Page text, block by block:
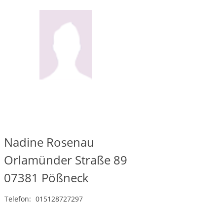
Nadine Rosenau
Orlamünder Straße 89
07381 Pößneck
Telefon: 015128727297